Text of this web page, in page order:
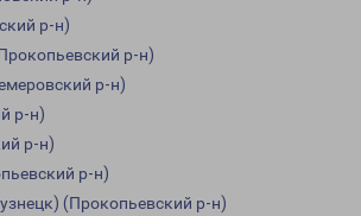
р-н)
р-н)
р-н)
р-н)
р-н)
р-н)
(Прокопьевский р-н)